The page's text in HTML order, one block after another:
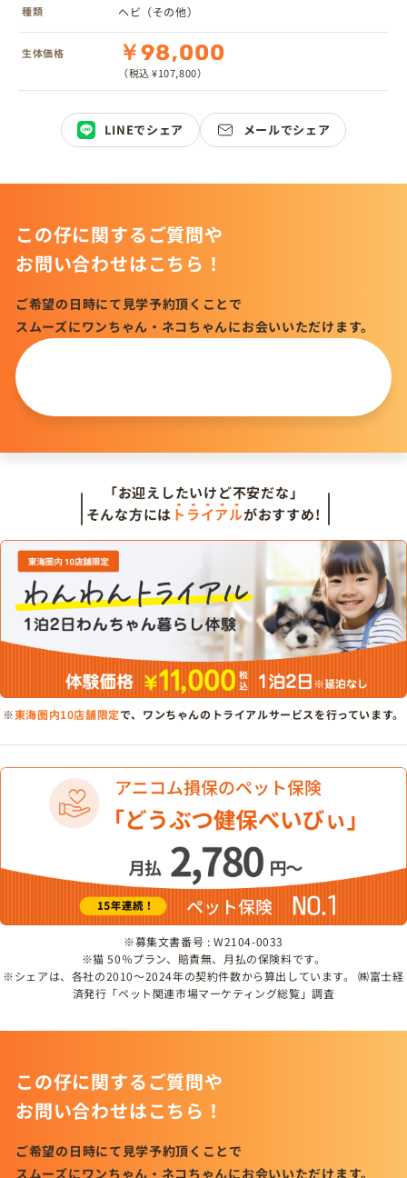
種類 ヘビ（その他）
生体価格 ￥98,000
（税込 ¥107,800）
LINEでシェア メールでシェア
この仔に関するご質問や
お問い合わせはこちら！
ご希望の日時にて見学予約頂くことで
スムーズにワンちゃん・ネコちゃんにお会いいただけます。
「お迎えしたいけど不安だな」
そんな方には トライアルがおすすめ!
※東海圏内10店舗限定で、ワンちゃんのトライアルサービスを行っています。
※募集文書番号 : W2104-0033
※猫 50％プラン、賠責無、月払の保険料です。
※シェアは、各社の2010～2024年の契約件数から算出しています。 ㈱富士経
済発行「ペット関連市場マーケティング総覧」調査
この仔に関するご質問や
お問い合わせはこちら！
ご希望の日時にて見学予約頂くことで
スムーズにワンちゃん・ネコちゃんにお会いいただけます。